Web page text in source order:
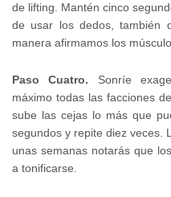
de lifting. Mantén cinco
de usar los dedos, también
manera afirmamos los
Paso Cuatro. Sonríe
máximo todas las facciones
sube las cejas lo más que
segundos y repite diez veces.
unas semanas notarás que
a tonificarse.